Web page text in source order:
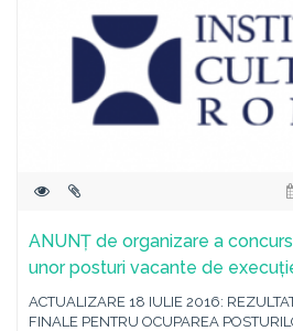
ANUNȚ de organizare a
unor posturi vacante de
ACTUALIZARE 18 IULIE 2016:
FINALE PENTRU OCUPAREA